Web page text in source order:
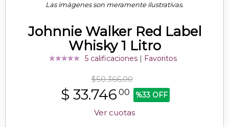
Las imágenes son meramente ilustrativas.
Johnnie Walker Red Label
Whisky 1 Litro
5 calificaciones Favoritos
$50.366,00
$ 33.746 00 %33 OFF
Ver cuotas